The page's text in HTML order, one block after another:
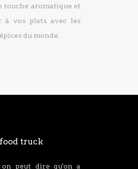
touche aromatique et
à vos plats avec les
du monde.
truck
on peut dire qu'on a